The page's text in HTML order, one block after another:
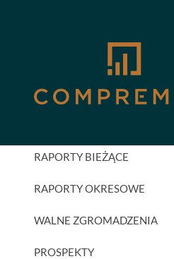
GPW
RAPORTY BIEŻĄCE
RAPORTY OKRESOWE
WALNE ZGROMADZENIA
PROSPEKTY